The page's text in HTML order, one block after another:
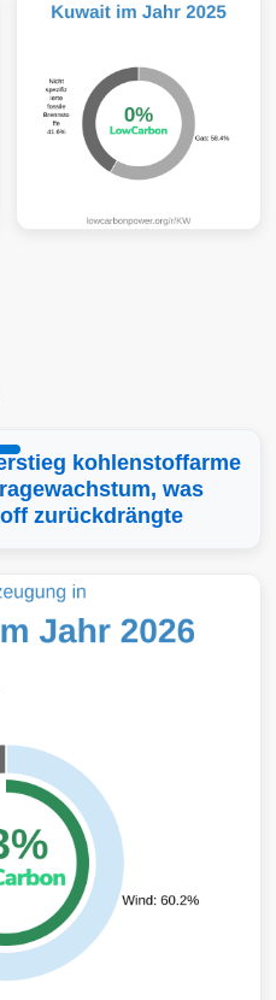
kohlenstoffarme
was
zurückdrängte